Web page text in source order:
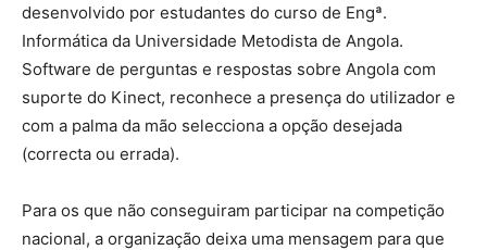
desenvolvido por estudantes do curso de Engª.
Informática da Universidade Metodista de Angola.
Software de perguntas e respostas sobre Angola com
suporte do Kinect, reconhece a presença do utilizador e
com a palma da mão selecciona a opção desejada
(correcta ou errada).
Para os que não conseguiram participar na competição
nacional, a organização deixa uma mensagem para que